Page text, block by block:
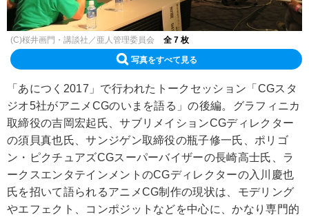
(C)桜井画門・講談社／亜人管理委員会 全 7 枚
写真をすべて見る
「あにつく2017」で行われたトークセッション「CGスタ
ジオ5社がアニメCGのいまを語る」の後編。グラフィニカ
取締役の吉岡宏起氏、サブリメイションCGディレクター
の須貝真也氏、サンジゲン取締役の瓶子修一氏、ポリゴ
ン・ピクチュアズCGスーパーバイザーの長崎高士氏、ラ
ークスエンタテインメントのCGディレクターの入川慶也
氏を招いて語られるアニメCG制作の現状は、モデリング
やエフェクト、コンポジットなどを中心に、かなり専門的